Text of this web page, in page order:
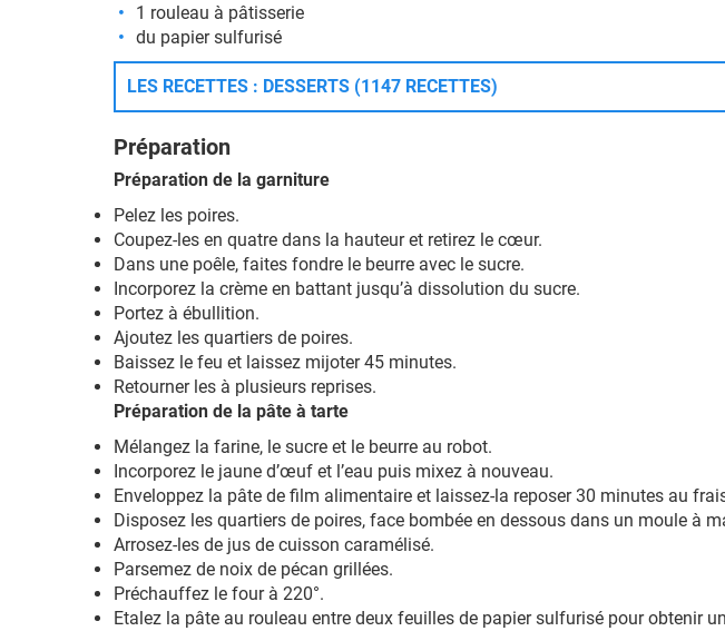
1 rouleau à pâtisserie
du papier sulfurisé
LES RECETTES : DESSERTS (1147 RECETTES)
Préparation
Préparation de la garniture
Pelez les poires.
Coupez-les en quatre dans la hauteur et retirez le cœur.
Dans une poêle, faites fondre le beurre avec le sucre.
Incorporez la crème en battant jusqu’à dissolution du sucre.
Portez à ébullition.
Ajoutez les quartiers de poires.
Baissez le feu et laissez mijoter 45 minutes.
Retourner les à plusieurs reprises.
Préparation de la pâte à tarte
Mélangez la farine, le sucre et le beurre au robot.
Incorporez le jaune d’œuf et l’eau puis mixez à nouveau.
Enveloppez la pâte de film alimentaire et laissez-la reposer 30 minutes au
Disposez les quartiers de poires, face bombée en dessous dans un moule à
Arrosez-les de jus de cuisson caramélisé.
Parsemez de noix de pécan grillées.
Préchauffez le four à 220°.
Etalez la pâte au rouleau entre deux feuilles de papier sulfurisé pour obtenir